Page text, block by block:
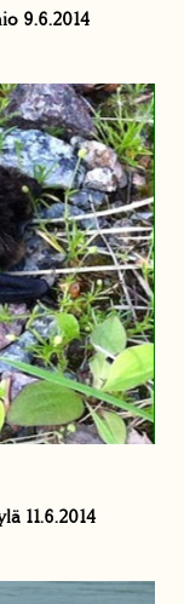
9.6.2014
11.6.2014